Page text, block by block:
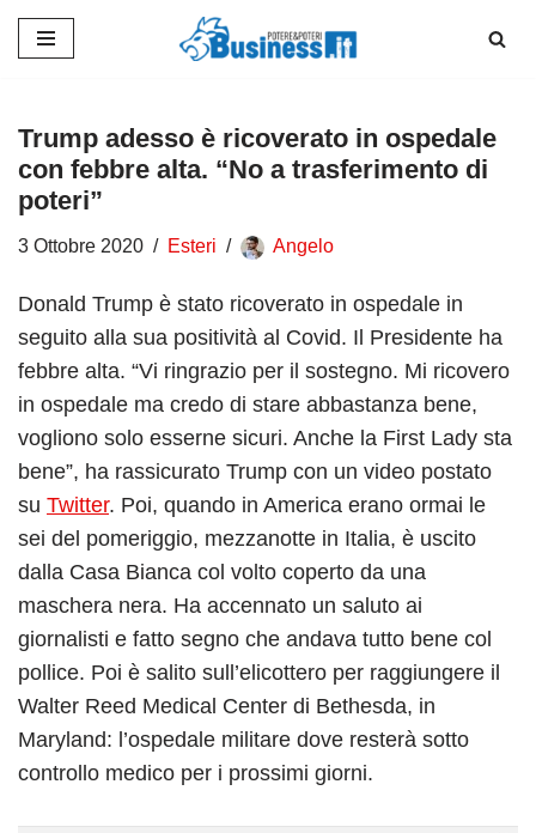
contenuto
Trump adesso è ricoverato in ospedale
con febbre alta. “No a trasferimento di
poteri”
3 Ottobre 2020 Esteri Angelo
Donald Trump è stato ricoverato in ospedale in
seguito alla sua positività al Covid. Il Presidente ha
febbre alta. “Vi ringrazio per il sostegno. Mi ricovero
in ospedale ma credo di stare abbastanza bene,
vogliono solo esserne sicuri. Anche la First Lady sta
bene”, ha rassicurato Trump con un video postato
su Twitter. Poi, quando in America erano ormai le
sei del pomeriggio, mezzanotte in Italia, è uscito
dalla Casa Bianca col volto coperto da una
maschera nera. Ha accennato un saluto ai
giornalisti e fatto segno che andava tutto bene col
pollice. Poi è salito sull’elicottero per raggiungere il
Walter Reed Medical Center di Bethesda, in
Maryland: l’ospedale militare dove resterà sotto
controllo medico per i prossimi giorni.